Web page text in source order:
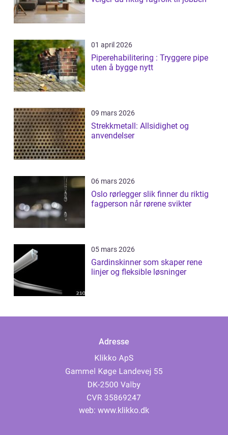
01 april 2026
Piperehabilitering : Tryggere pipe
uten å bygge nytt
09 mars 2026
Strekkmetall: Allsidighet og
anvendelser
06 mars 2026
Oslo rørlegger slik finner du riktig
fagperson når rørene svikter
05 mars 2026
Gardinskinner som skaper rene
linjer og fleksible løsninger
Adresse
web: www.klikko.dk